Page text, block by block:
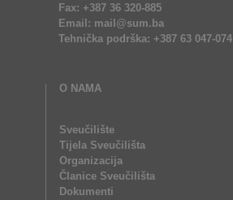
Fax: +387 36 320-885
Email: mail@sum.ba
Tehnička podrška: +387 63 047-074
O NAMA
Sveučilište
Tijela Sveučilišta
Organizacija
Članice Sveučilišta
Dokumenti